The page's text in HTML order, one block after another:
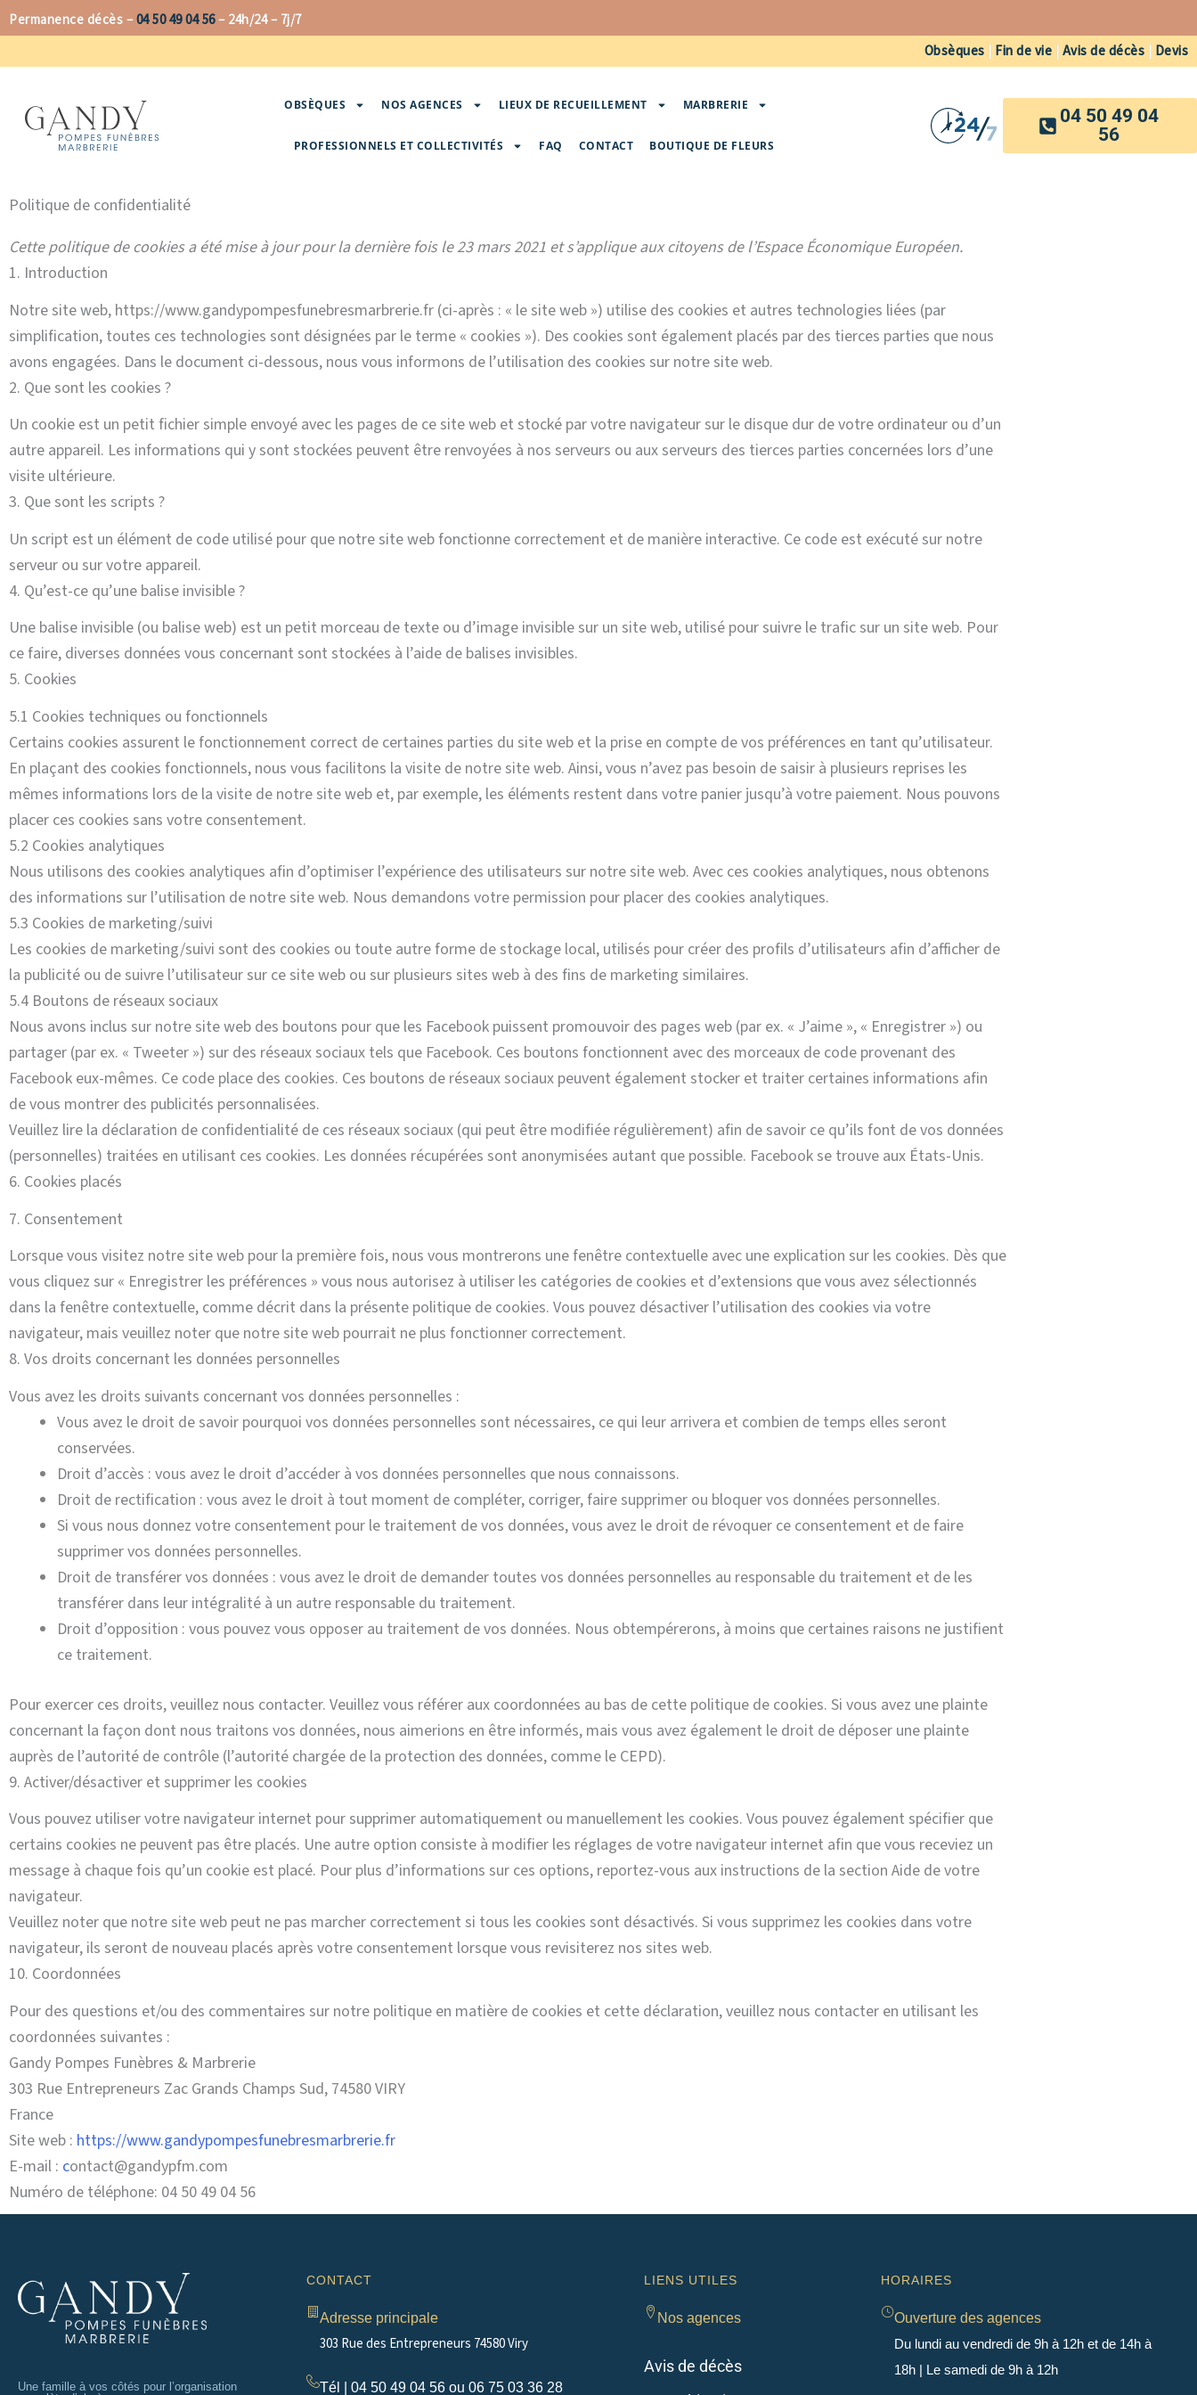
Aller
au
contenu
Permanence décès –04 50 49 04 56– 24h/24 – 7j/7
Obsèques
Fin de vie Avis de décès Devis
OBSÈQUES NOS AGENCES LIEUX DE RECUEILLEMENT MARBRERIE
PROFESSIONNELS ET COLLECTIVITÉS FAQ CONTACT BOUTIQUE DE FLEURS
04 50 49 04
56
Politique de confidentialité
Cette politique de cookies a été mise à jour pour la dernière fois le 23 mars 2021 et s’applique aux citoyens de l’Espace Économique Européen.
1. Introduction
Notre site web, https://www.gandypompesfunebresmarbrerie.fr (ci-après : « le site web ») utilise des cookies et autres technologies liées (par
simplification, toutes ces technologies sont désignées par le terme « cookies »). Des cookies sont également placés par des tierces parties que nous
avons engagées. Dans le document ci-dessous, nous vous informons de l’utilisation des cookies sur notre site web.
2. Que sont les cookies ?
Un cookie est un petit fichier simple envoyé avec les pages de ce site web et stocké par votre navigateur sur le disque dur de votre ordinateur ou d’un
autre appareil. Les informations qui y sont stockées peuvent être renvoyées à nos serveurs ou aux serveurs des tierces parties concernées lors d’une
visite ultérieure.
3. Que sont les scripts ?
Un script est un élément de code utilisé pour que notre site web fonctionne correctement et de manière interactive. Ce code est exécuté sur notre
serveur ou sur votre appareil.
4. Qu’est-ce qu’une balise invisible ?
Une balise invisible (ou balise web) est un petit morceau de texte ou d’image invisible sur un site web, utilisé pour suivre le trafic sur un site web. Pour
ce faire, diverses données vous concernant sont stockées à l’aide de balises invisibles.
5. Cookies
5.1 Cookies techniques ou fonctionnels
Certains cookies assurent le fonctionnement correct de certaines parties du site web et la prise en compte de vos préférences en tant qu’utilisateur.
En plaçant des cookies fonctionnels, nous vous facilitons la visite de notre site web. Ainsi, vous n’avez pas besoin de saisir à plusieurs reprises les
mêmes informations lors de la visite de notre site web et, par exemple, les éléments restent dans votre panier jusqu’à votre paiement. Nous pouvons
placer ces cookies sans votre consentement.
5.2 Cookies analytiques
Nous utilisons des cookies analytiques afin d’optimiser l’expérience des utilisateurs sur notre site web. Avec ces cookies analytiques, nous obtenons
des informations sur l’utilisation de notre site web. Nous demandons votre permission pour placer des cookies analytiques.
5.3 Cookies de marketing/suivi
Les cookies de marketing/suivi sont des cookies ou toute autre forme de stockage local, utilisés pour créer des profils d’utilisateurs afin d’afficher de
la publicité ou de suivre l’utilisateur sur ce site web ou sur plusieurs sites web à des fins de marketing similaires.
5.4 Boutons de réseaux sociaux
Nous avons inclus sur notre site web des boutons pour que les Facebook puissent promouvoir des pages web (par ex. « J’aime », « Enregistrer ») ou
partager (par ex. « Tweeter ») sur des réseaux sociaux tels que Facebook. Ces boutons fonctionnent avec des morceaux de code provenant des
Facebook eux-mêmes. Ce code place des cookies. Ces boutons de réseaux sociaux peuvent également stocker et traiter certaines informations afin
de vous montrer des publicités personnalisées.
Veuillez lire la déclaration de confidentialité de ces réseaux sociaux (qui peut être modifiée régulièrement) afin de savoir ce qu’ils font de vos données
(personnelles) traitées en utilisant ces cookies. Les données récupérées sont anonymisées autant que possible. Facebook se trouve aux États-Unis.
6. Cookies placés
7. Consentement
Lorsque vous visitez notre site web pour la première fois, nous vous montrerons une fenêtre contextuelle avec une explication sur les cookies. Dès que
vous cliquez sur « Enregistrer les préférences » vous nous autorisez à utiliser les catégories de cookies et d’extensions que vous avez sélectionnés
dans la fenêtre contextuelle, comme décrit dans la présente politique de cookies. Vous pouvez désactiver l’utilisation des cookies via votre
navigateur, mais veuillez noter que notre site web pourrait ne plus fonctionner correctement.
8. Vos droits concernant les données personnelles
Vous avez les droits suivants concernant vos données personnelles :
Vous avez le droit de savoir pourquoi vos données personnelles sont nécessaires, ce qui leur arrivera et combien de temps elles seront
conservées.
Droit d’accès : vous avez le droit d’accéder à vos données personnelles que nous connaissons.
Droit de rectification : vous avez le droit à tout moment de compléter, corriger, faire supprimer ou bloquer vos données personnelles.
Si vous nous donnez votre consentement pour le traitement de vos données, vous avez le droit de révoquer ce consentement et de faire
supprimer vos données personnelles.
Droit de transférer vos données : vous avez le droit de demander toutes vos données personnelles au responsable du traitement et de les
transférer dans leur intégralité à un autre responsable du traitement.
Droit d’opposition : vous pouvez vous opposer au traitement de vos données. Nous obtempérerons, à moins que certaines raisons ne justifient
ce traitement.
Pour exercer ces droits, veuillez nous contacter. Veuillez vous référer aux coordonnées au bas de cette politique de cookies. Si vous avez une plainte
concernant la façon dont nous traitons vos données, nous aimerions en être informés, mais vous avez également le droit de déposer une plainte
auprès de l’autorité de contrôle (l’autorité chargée de la protection des données, comme le CEPD).
9. Activer/désactiver et supprimer les cookies
Vous pouvez utiliser votre navigateur internet pour supprimer automatiquement ou manuellement les cookies. Vous pouvez également spécifier que
certains cookies ne peuvent pas être placés. Une autre option consiste à modifier les réglages de votre navigateur internet afin que vous receviez un
message à chaque fois qu’un cookie est placé. Pour plus d’informations sur ces options, reportez-vous aux instructions de la section Aide de votre
navigateur.
Veuillez noter que notre site web peut ne pas marcher correctement si tous les cookies sont désactivés. Si vous supprimez les cookies dans votre
navigateur, ils seront de nouveau placés après votre consentement lorsque vous revisiterez nos sites web.
10. Coordonnées
Pour des questions et/ou des commentaires sur notre politique en matière de cookies et cette déclaration, veuillez nous contacter en utilisant les
coordonnées suivantes :
Gandy Pompes Funèbres & Marbrerie
303 Rue Entrepreneurs Zac Grands Champs Sud, 74580 VIRY
France
Site web : https://www.gandypompesfunebresmarbrerie.fr
E-mail : contact@gandypfm.com
Numéro de téléphone: 04 50 49 04 56
Une famille à vos côtés pour l’organisation
CONTACT
Adresse principale
303 Rue des Entrepreneurs 74580 Viry
Tél | 04 50 49 04 56 ou 06 75 03 36 28
LIENS UTILES
Nos agences
Avis de décès
HORAIRES
Ouverture des agences
Du lundi au vendredi de 9h à 12h et de 14h à
18h | Le samedi de 9h à 12h